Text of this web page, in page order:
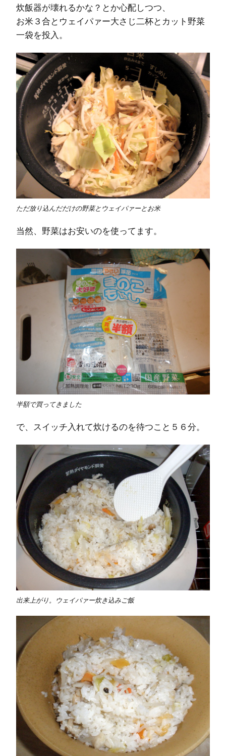
炊飯器が壊れるかな？とか心配しつつ、
お米３合とウェイパァー大さじ二杯とカット野菜
一袋を投入。
ただ放り込んだだけの野菜とウェイパァーとお米
当然、野菜はお安いのを使ってます。
半額で買ってきました
で、スイッチ入れて炊けるのを待つこと５６分。
出来上がり。ウェイパァー炊き込みご飯